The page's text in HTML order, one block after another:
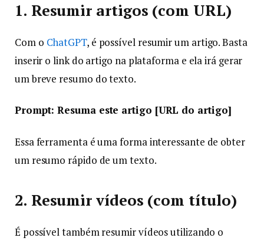
1. Resumir artigos (com URL)
Com o ChatGPT, é possível resumir um artigo. Basta
inserir o link do artigo na plataforma e ela irá gerar
um breve resumo do texto.
Prompt: Resuma este artigo [URL do artigo]
Essa ferramenta é uma forma interessante de obter
um resumo rápido de um texto.
2. Resumir vídeos (com título)
É possível também resumir vídeos utilizando o